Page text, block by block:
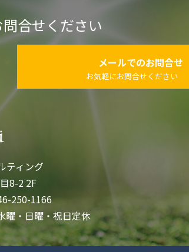
合せください
メールでのお問合せ
お気軽にお問合せください
ティング
8-2 2F
250-1166
・日曜・祝日定休